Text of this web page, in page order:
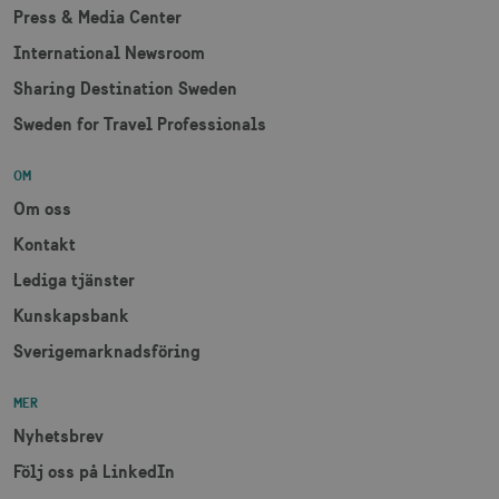
Press & Media Center
International Newsroom
Sharing Destination Sweden
Sweden for Travel Professionals
OM
Om oss
Kontakt
Lediga tjänster
Kunskapsbank
Sverigemarknadsföring
MER
Nyhetsbrev
Följ oss på LinkedIn
__cf_bm